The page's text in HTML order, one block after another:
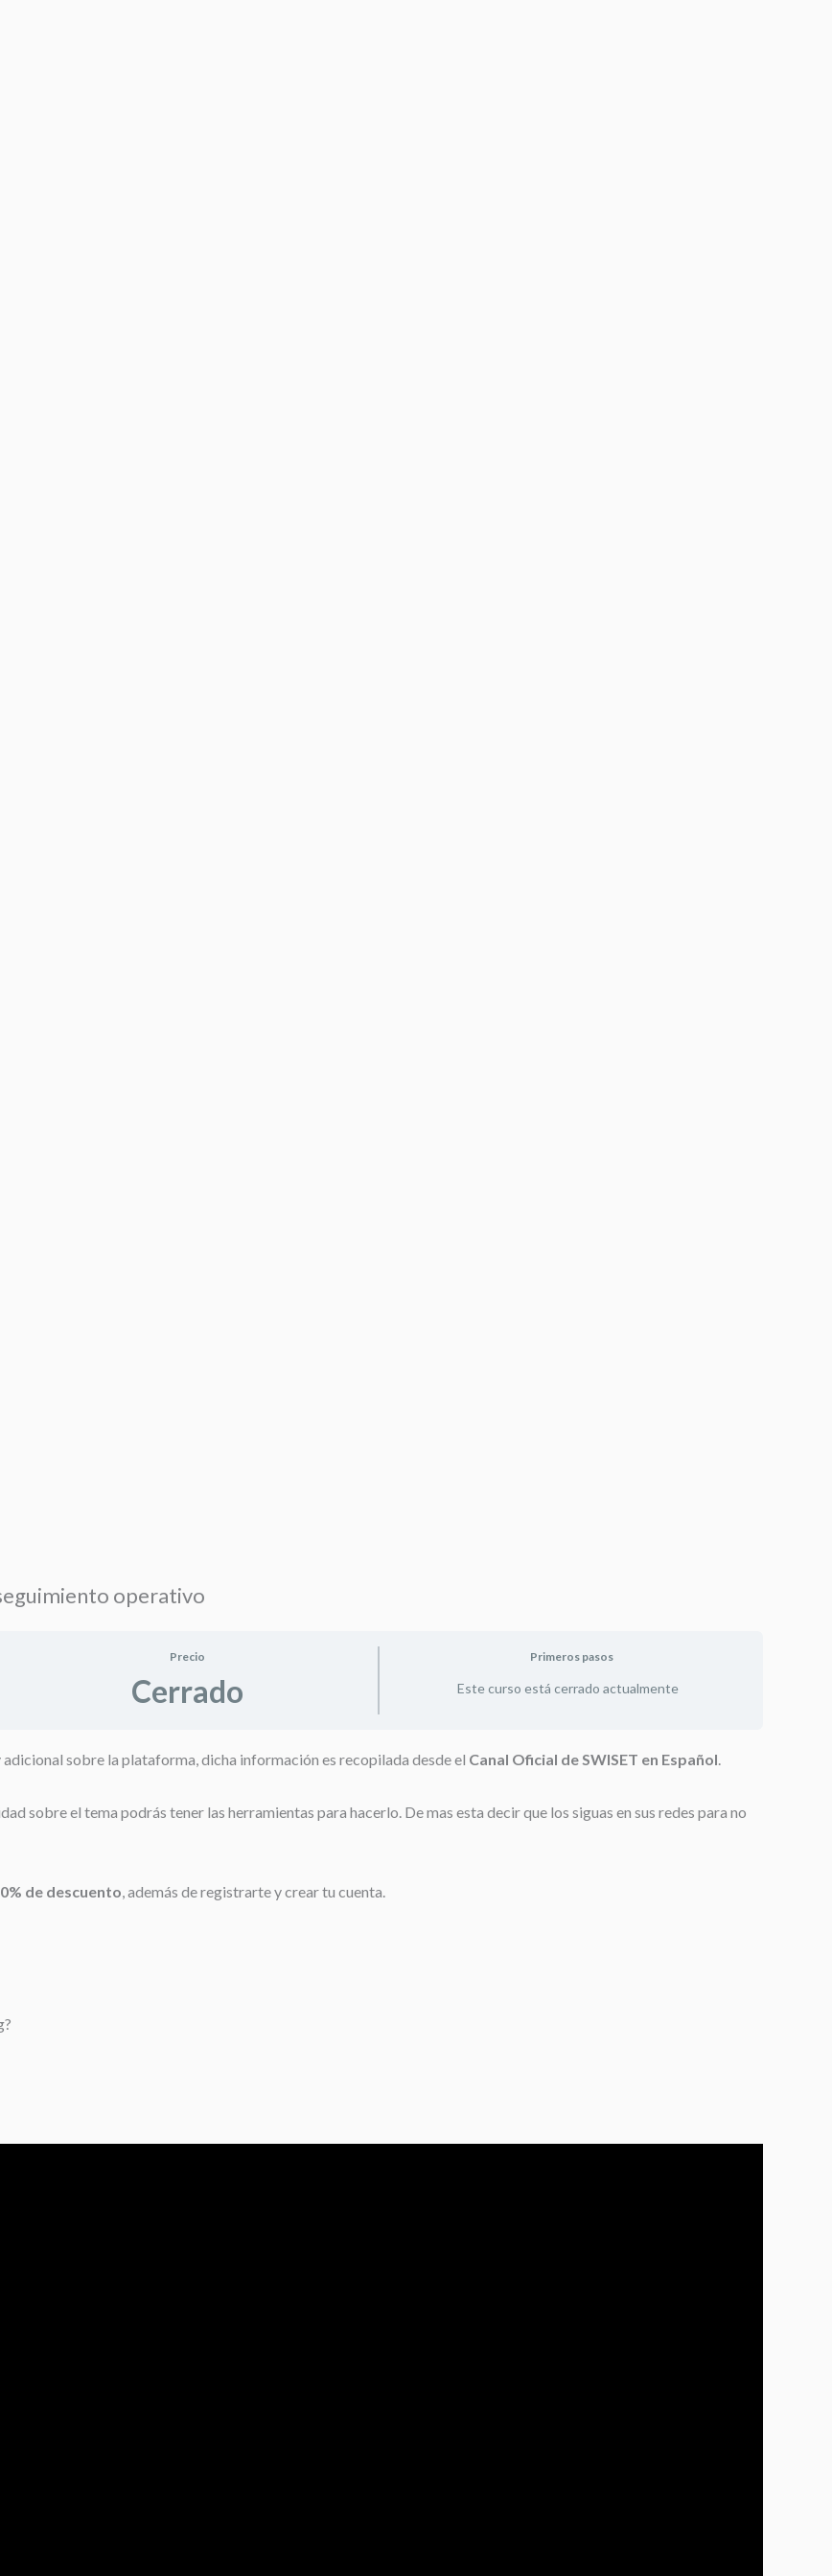
operativo
Precio
Cerrado
Primeros pasos
Este curso está cerrado actualmente
sobre la plataforma, dicha información es recopilada desde el Canal Oficial de SWISET en Español.
sobre el tema podrás tener las herramientas para hacerlo. De mas esta decir que los siguas en sus redes para no
de descuento, además de registrarte y crear tu cuenta.